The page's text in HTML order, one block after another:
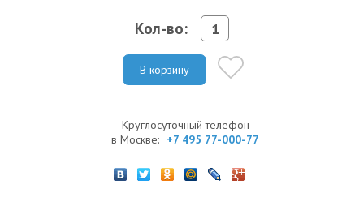
Кол-во:
В корзину
Круглосуточный телефон
в Москве: +7 495 77-000-77